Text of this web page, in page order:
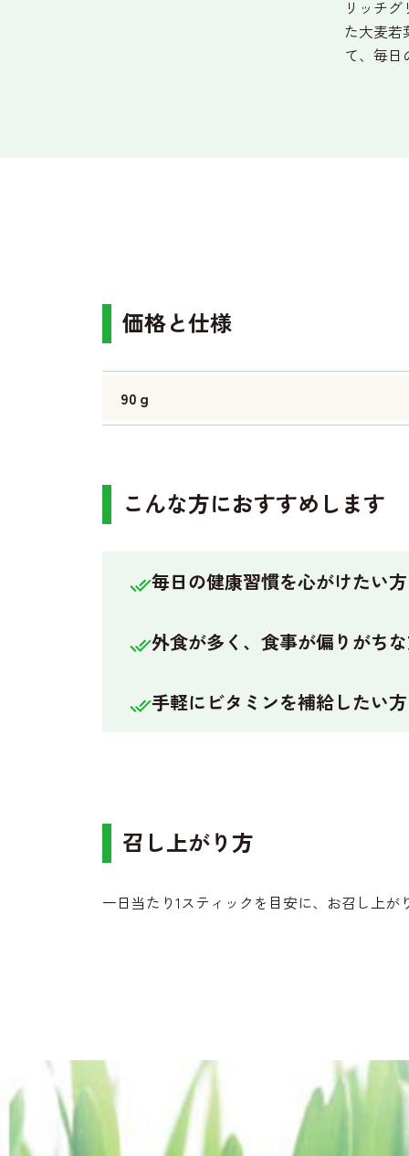
リッチ
た大麦若
て、毎
価格と仕様
90ｇ
こんな方におすすめします
毎日の健康習慣を心がけたい方
外食が多く、食事が偏りがち
手軽にビタミンを補給したい方
召し上がり方
一日当たり1スティックを目安に、お召し上が